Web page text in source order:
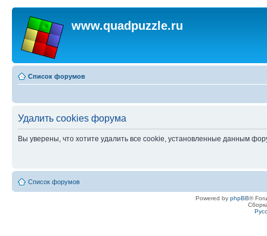
www.quadpuzzle.ru
Список форумов
Удалить cookies форума
Вы уверены, что хотите удалить все cookie, установленные данным
Список форумов
Powered by phpBB®